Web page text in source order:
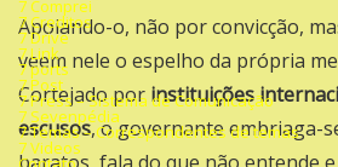
Apoiando-o, não por convicção,
veem nele o espelho da própria
Cortejado porinstituições
escusos, o governante embriaga-
7 Comprei
7 Creditos
7 Drive
7 Link
7 ports
7 Post
7 Press – Sistema de Comunicação
7 Sevenpédia
7 Temas – Correspondentes de temas
7 Videos